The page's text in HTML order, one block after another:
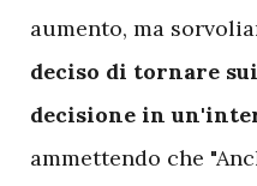
aumento, ma
deciso di tornare
decisione in
ammettendo che